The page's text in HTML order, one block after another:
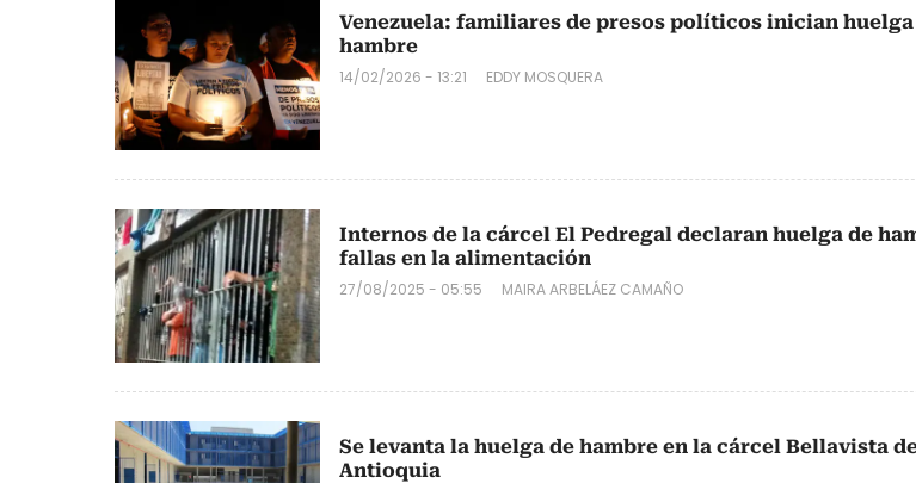
Venezuela: familiares de presos políticos inician huelga
hambre
14/02/2026 - 13:21 EDDY MOSQUERA
Internos de la cárcel El Pedregal declaran huelga de
fallas en la alimentación
27/08/2025 - 05:55 MAIRA ARBELÁEZ CAMAÑO
Se levanta la huelga de hambre en la cárcel Bellavista
Antioquia